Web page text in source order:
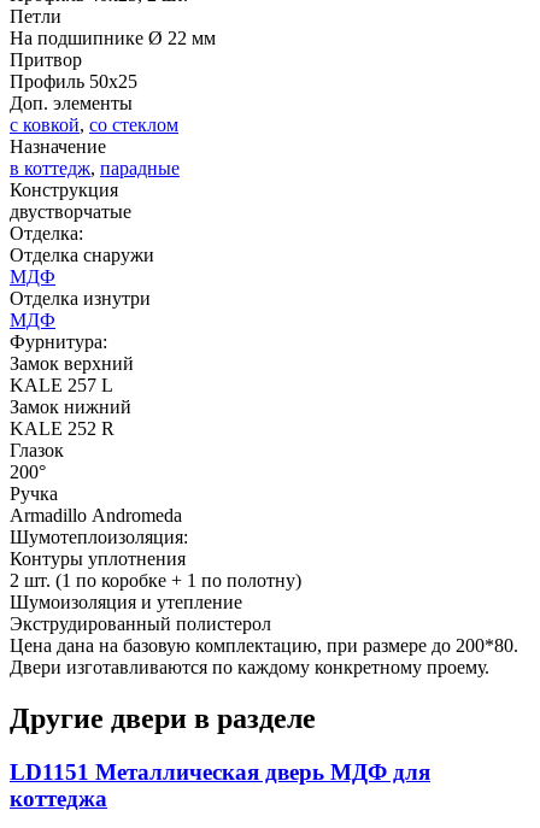
Д-37 Н
ДНТ
ДУБ БЕЛЁНЫЙ
C57
C59
Петли
На подшипнике Ø 22 мм
Притвор
Профиль 50х25
Доп. элементы
с ковкой, со стеклом
Назначение
в коттедж, парадные
Конструкция
двустворчатые
Отделка:
Отделка снаружи
МДФ
Отделка изнутри
МДФ
Фурнитура:
Замок верхний
KALE 257 L
Замок нижний
KALE 252 R
Глазок
200°
Ручка
Armadillo Аndromeda
Шумотеплоизоляция:
Контуры уплотнения
2 шт. (1 по коробке + 1 по полотну)
Шумоизоляция и утепление
Экструдированный полистерол
Цена дана на базовую комплектацию, при размере до 200*80.
Двери изготавливаются по каждому конкретному проему.
Другие двери в разделе
LD1151 Металлическая дверь МДФ для
коттеджа